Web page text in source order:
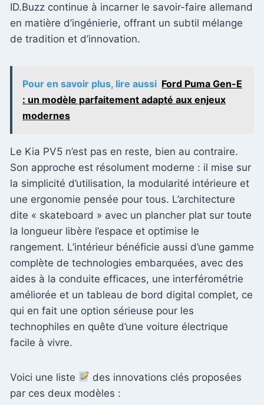
ID.Buzz continue à incarner le savoir-faire allemand
en matière d’ingénierie, offrant un subtil mélange
de tradition et d’innovation.
Pour en savoir plus, lire aussi Ford Puma Gen-E
: un modèle parfaitement adapté aux enjeux
modernes
Le Kia PV5 n’est pas en reste, bien au contraire.
Son approche est résolument moderne : il mise sur
la simplicité d’utilisation, la modularité intérieure et
une ergonomie pensée pour tous. L’architecture
dite « skateboard » avec un plancher plat sur toute
la longueur libère l’espace et optimise le
rangement. L’intérieur bénéficie aussi d’une gamme
complète de technologies embarquées, avec des
aides à la conduite efficaces, une interférométrie
améliorée et un tableau de bord digital complet, ce
qui en fait une option sérieuse pour les
technophiles en quête d’une voiture électrique
facile à vivre.
Voici une liste
des innovations clés proposées
par ces deux modèles :